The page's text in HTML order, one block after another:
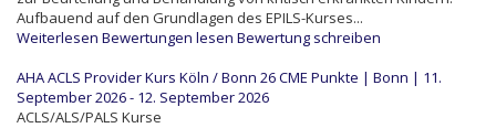
Aufbauend auf den Grundlagen des EPILS-Kurses...
Weiterlesen Bewertungen lesen Bewertung schreiben
AHA ACLS Provider Kurs Köln / Bonn 26 CME Punkte | Bonn | 11.
September 2026 - 12. September 2026
ACLS/ALS/PALS Kurse